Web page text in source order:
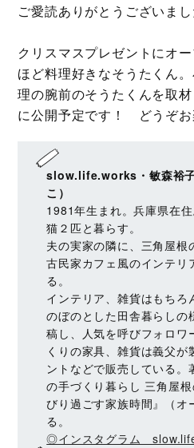
ご愛読ありがとうございまし
クリスマスプレゼントにオ
ほど料理好きなそうたくん
理の腕前のそうたくんを取
に公開予定です！ どうぞお
slow.life.works・敏森裕
こ）
1981年生まれ。兵庫県在
猫２匹と暮らす。
夫の実家の隣に、三角屋根
古民家カフェ風のインテリ
る。
インテリア、雑貨はもちろ
のぼのとした田舎暮らし
稿し、人気を呼びフォロ
くりの家具、雑貨は義父
ントなどで販売している。
の手づくり暮らし 三角屋
びり過ごす家族時間』（オ
る。
◎インスタグラム